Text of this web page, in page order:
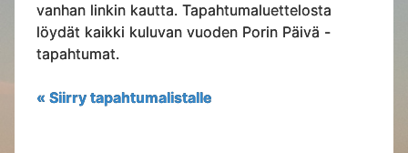
vanhan linkin kautta. Tapahtumaluettelosta
löydät kaikki kuluvan vuoden Porin Päivä -
tapahtumat.
« Siirry tapahtumalistalle